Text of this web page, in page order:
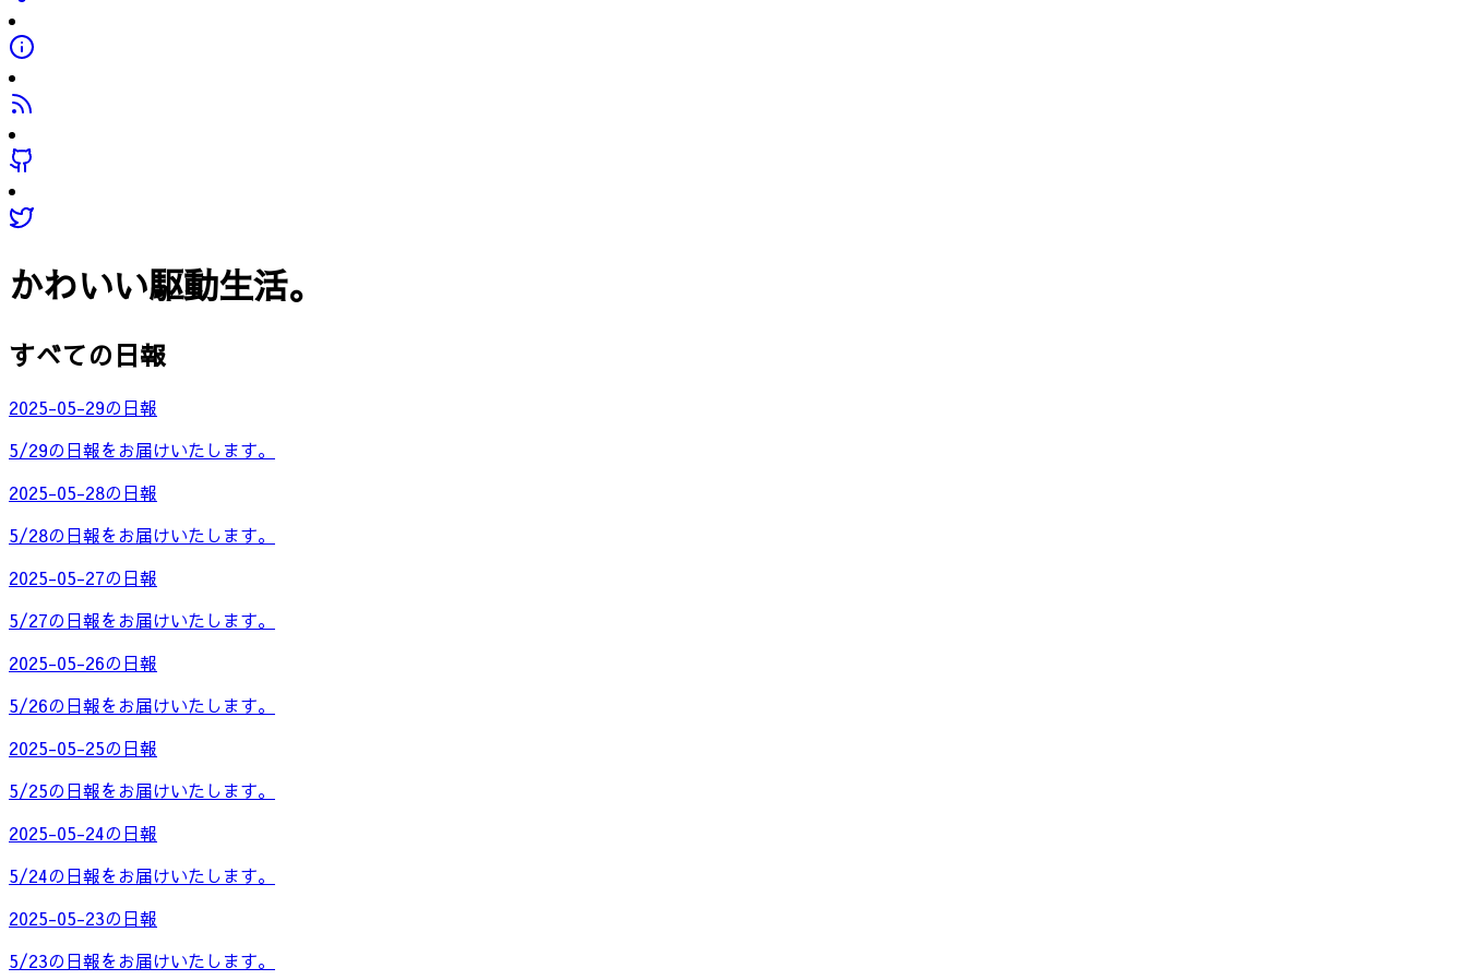
かわいい駆動生活。
すべての日報
2025-05-29の日報
5/29の日報をお届けいたします。
2025-05-28の日報
5/28の日報をお届けいたします。
2025-05-27の日報
5/27の日報をお届けいたします。
2025-05-26の日報
5/26の日報をお届けいたします。
2025-05-25の日報
5/25の日報をお届けいたします。
2025-05-24の日報
5/24の日報をお届けいたします。
2025-05-23の日報
5/23の日報をお届けいたします。